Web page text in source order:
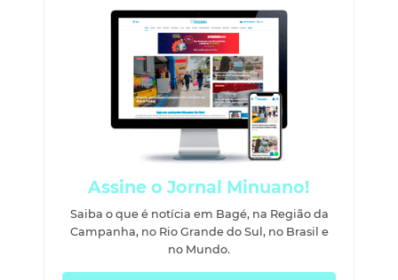
Assine o Jornal Minuano!
Saiba o que é notícia em Bagé, na Região da
Campanha, no Rio Grande do Sul, no Brasil e
no Mundo.